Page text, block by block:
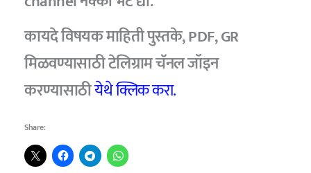
कायदे विषयक माहिती पुस्तके, PDF, GR
मिळवण्यासाठी टेलिग्राम चॅनल जॉइन
करण्यासाठीयेथे क्लिक करा.
Share: